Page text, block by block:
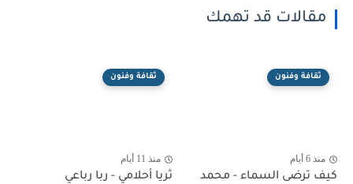
مقالات قد تهمك
ثقافة وفنون
منذ 6 أيام
كيف ترضى السماء - محمد
ثقافة وفنون
منذ 11 أيام
ثريا أحلامي - ربا رباعي